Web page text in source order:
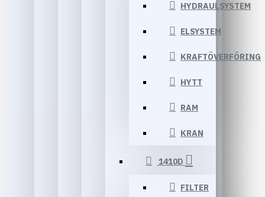
HYDRAULSYSTEM
ELSYSTEM
KRAFTÖVERFÖRING
HYTT
RAM
KRAN
1410D
FILTER